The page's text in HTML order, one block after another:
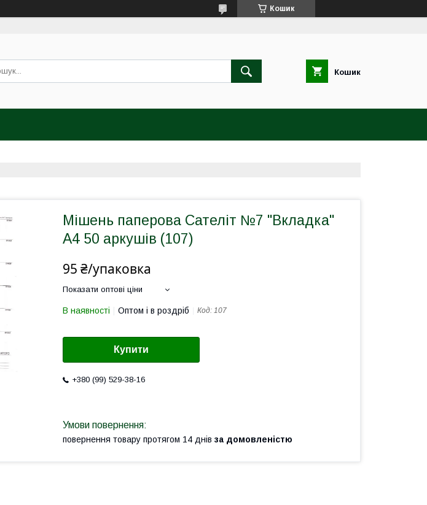
Кошик
Кошик
Мішень паперова Сателіт №7 "Вкладка"
А4 50 аркушів (107)
95 ₴/упаковка
Показати оптові ціни
В наявності Оптом і в роздріб Код: 107
Купити
+380 (99) 529-38-16
повернення товару протягом 14 днів за домовленістю